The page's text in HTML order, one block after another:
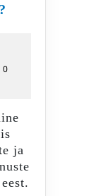
nuhtlus?
0
ja